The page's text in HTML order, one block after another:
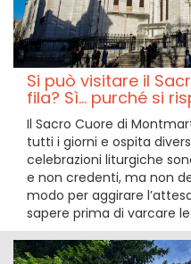
Si può visitare il
fila? Sì... purché si
Il Sacro Cuore di
tutti i giorni e ospita
celebrazioni liturgiche
e non credenti, ma non
modo per aggirare
sapere prima di varcare